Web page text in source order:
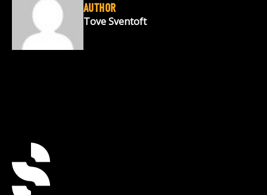
AUTHOR
Tove Sventoft